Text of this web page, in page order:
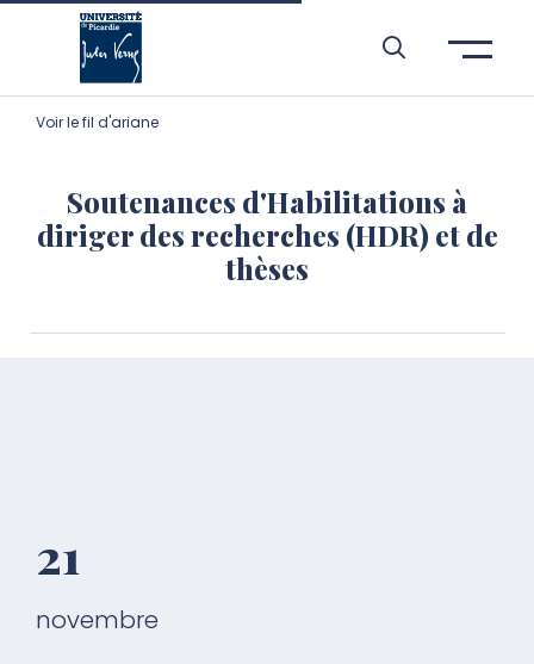
Aller à l’entête de page
Aller au menu principale
Aller au contenu principal
Aller à la recherche
Passer aux cookies
Aller au pied de page
Voir le fil d'ariane
Soutenances d'Habilitations à
diriger des recherches (HDR) et de
thèses
21
novembre